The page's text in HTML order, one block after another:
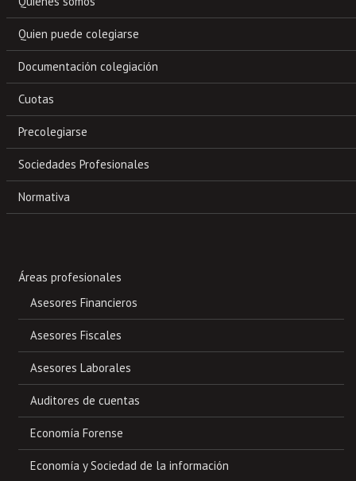
Quien puede colegiarse
Documentación colegiación
Cuotas
Precolegiarse
Sociedades Profesionales
Normativa
Áreas profesionales
Asesores Financieros
Asesores Fiscales
Asesores Laborales
Auditores de cuentas
Economía Forense
Economía y Sociedad de la información